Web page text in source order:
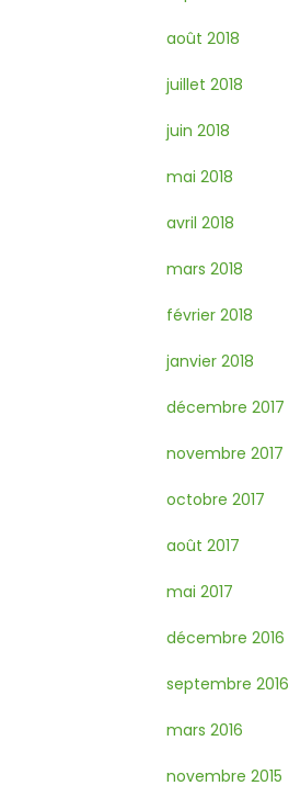
août 2018
juillet 2018
juin 2018
mai 2018
avril 2018
mars 2018
février 2018
janvier 2018
décembre 2017
novembre 2017
octobre 2017
août 2017
mai 2017
décembre 2016
septembre 2016
mars 2016
novembre 2015